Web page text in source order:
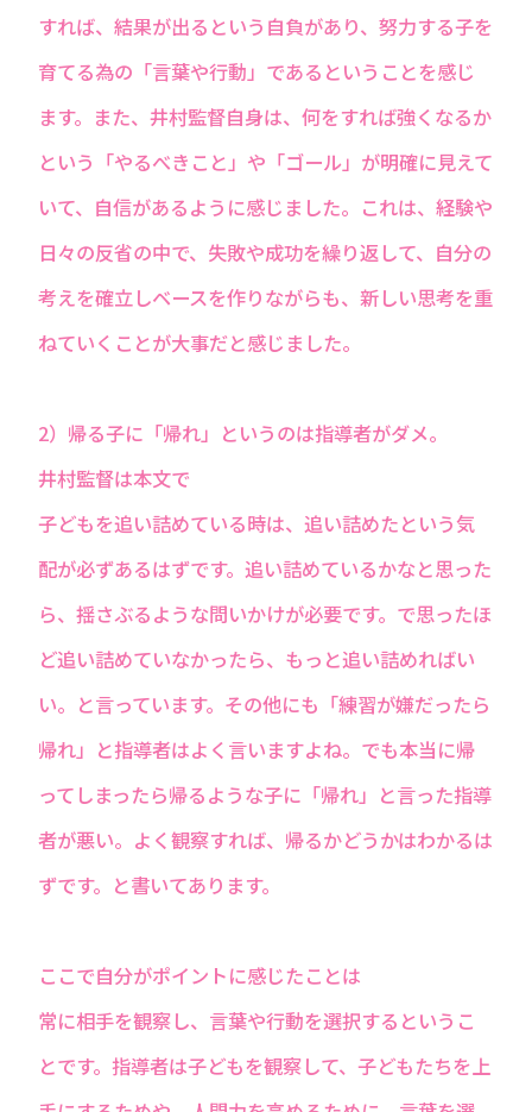
すれば、結果が出るという自負があり、努力する子を
育てる為の「言葉や行動」であるということを感じ
ます。また、井村監督自身は、何をすれば強くなるか
という「やるべきこと」や「ゴール」が明確に見えて
いて、自信があるように感じました。これは、経験や
日々の反省の中で、失敗や成功を繰り返して、自分の
考えを確立しベースを作りながらも、新しい思考を重
ねていくことが大事だと感じました。
2）帰る子に「帰れ」というのは指導者がダメ。
井村監督は本文で
子どもを追い詰めている時は、追い詰めたという気
配が必ずあるはずです。追い詰めているかなと思った
ら、揺さぶるような問いかけが必要です。で思ったほ
ど追い詰めていなかったら、もっと追い詰めればい
い。と言っています。その他にも「練習が嫌だったら
帰れ」と指導者はよく言いますよね。でも本当に帰
ってしまったら帰るような子に「帰れ」と言った指導
者が悪い。よく観察すれば、帰るかどうかはわかるは
ずです。と書いてあります。
ここで自分がポイントに感じたことは
常に相手を観察し、言葉や行動を選択するというこ
とです。指導者は子どもを観察して、子どもたちを上